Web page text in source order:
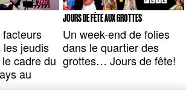
les jeudis
cadre du
au
JOURS DE FÊTE AUX GROTTES
Un week-end de folies
dans le quartier des
grottes… Jours de fête!